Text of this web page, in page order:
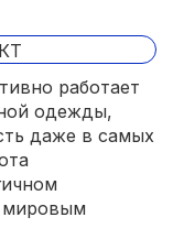
работает
одежды,
даже в самых
мировым